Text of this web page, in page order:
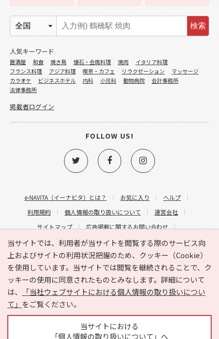
当サイトでは、利用者が当サイトを閲覧する際のサービス向
上およびサイトの利用状況把握のため、クッキー（Cookie）
を使用しています。当サイトでは閲覧を継続されることで、ク
ッキーの使用に同意されたものとみなします。詳細について
は、
「当社ウェブサイトにおける個人情報の取り扱いについ
て」 をご覧ください。
当サイトにおける
「個人情報の取り扱いについて」へ
e-NAVITA（イーナビタ）とは？ お気に入り
ヘルプ
利用規約
個人情報の取り扱いについて
運営会社
サイトマップ
広告掲載に関するお問い合わせ
サイトの内容に関するお問い合わせ
検索
人気キーワード
居酒屋 和食 焼き鳥 懐石・会席料理 焼肉
イタリア料理
フランス料理
アジア料理 喫茶・カフェ リラクゼーション
マッサージ
カラオケ
ビジネスホテル 内科 小児科 動物病院
会計事務所
法律事務所
掲載者ログイン
FOLLOW US!
Copyright © HYOJITO.Co.,Ltd. All Rights Reserved.